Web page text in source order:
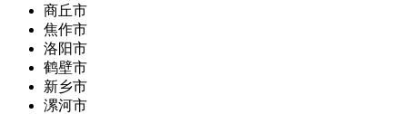
商丘市
焦作市
洛阳市
鹤壁市
新乡市
漯河市